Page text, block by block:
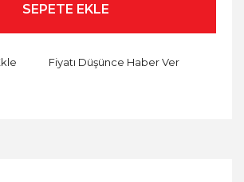
SEPETE EKLE
Fiyatı Düşünce Haber Ver